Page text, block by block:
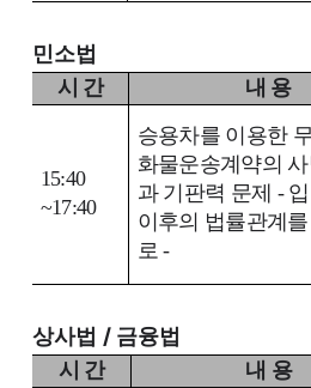
민소법
시 간
내 용
15:40
~17:40
승용차를 이용한
화물운송계약의
과 기판력 문제 -
이후의 법률관계
로-
상사법 / 금융법
시 간
내 용